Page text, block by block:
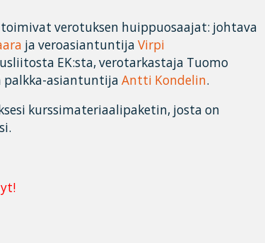
verotuksen huippuosaajat: johtava
ja veroasiantuntija Virpi
EK:sta, verotarkastaja Tuomo
palkka-asiantuntija Antti Kondelin.
kurssimateriaalipaketin, josta on